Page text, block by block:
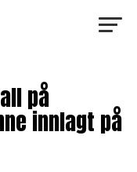
på
innlagt på